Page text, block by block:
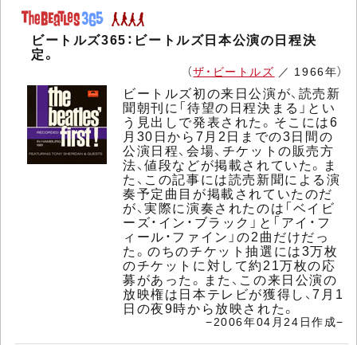
ビートルズ365：ビートルズ日本公演の日程決
定。
（ザ・ビートルズ ／ 1966年）
ビートルズ初の来日公演が、読売新
聞朝刊に「待望の日程決まる」とい
う見出しで発表された。そこには6
月30日から7月2日までの3日間の
公演日程、会場、チケットの販売方
法、値段などが掲載されていた。ま
た、この記事には読売新聞による演
奏予定曲目が掲載されていたのだ
が、実際に演奏されたのは「ベイビ
ーズ・イン・ブラック」と「アイ・フ
ィール・ファイン」の2曲だけだっ
た。のちのチケット抽選には3万枚
のチケットに対して約21万枚の応
募があった。また、この来日公演の
放映権は日本テレビが獲得し、7月1
日の夜9時から放映された。
−2006年04月24日作成−